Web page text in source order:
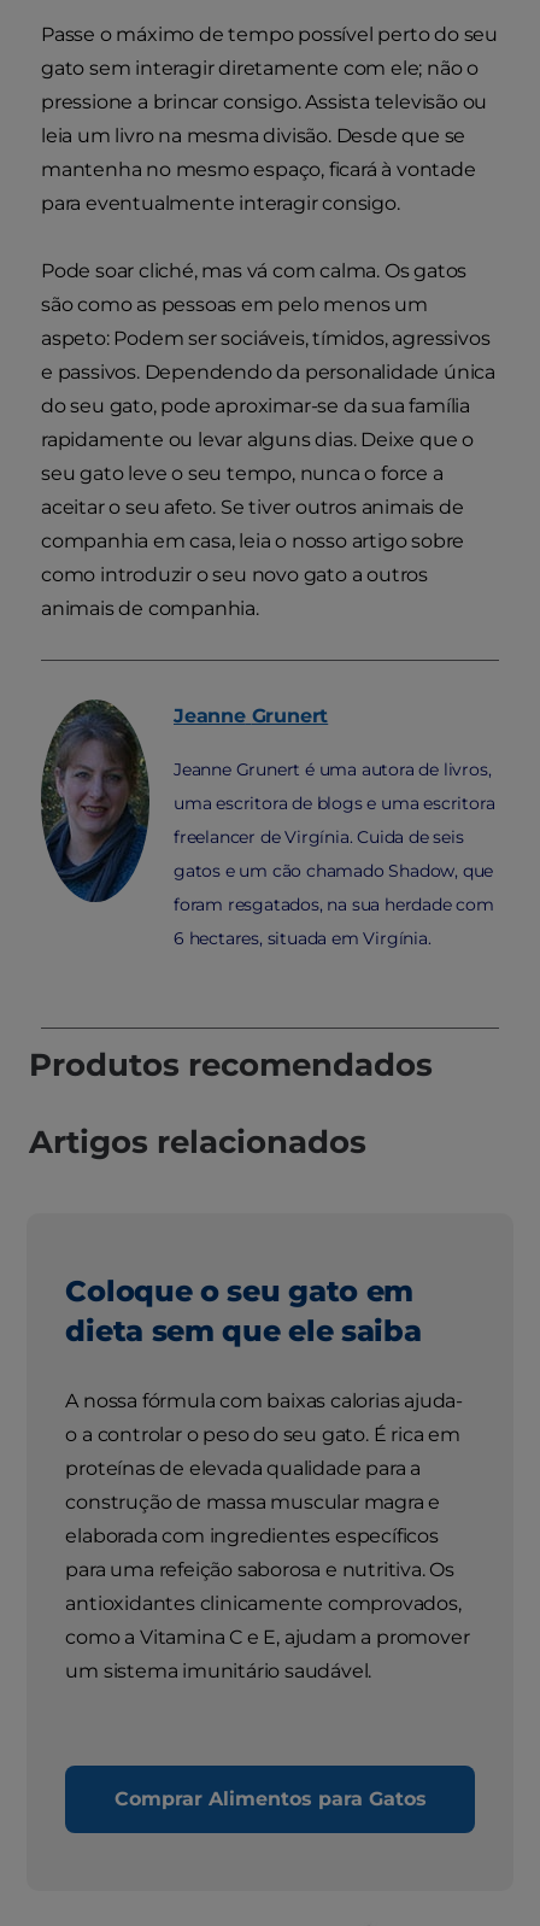
Passe o máximo de tempo possível perto do seu
gato sem interagir diretamente com ele; não o
pressione a brincar consigo. Assista televisão ou
leia um livro na mesma divisão. Desde que se
mantenha no mesmo espaço, ficará à vontade
para eventualmente interagir consigo.
Pode soar cliché, mas vá com calma. Os gatos
são como as pessoas em pelo menos um
aspeto: Podem ser sociáveis, tímidos, agressivos
e passivos. Dependendo da personalidade única
do seu gato, pode aproximar-se da sua família
rapidamente ou levar alguns dias. Deixe que o
seu gato leve o seu tempo, nunca o force a
aceitar o seu afeto. Se tiver outros animais de
companhia em casa, leia o nosso artigo sobre
como introduzir o seu novo gato a outros
animais de companhia.
Jeanne Grunert
Jeanne Grunert é uma autora de livros,
uma escritora de blogs e uma escritora
freelancer de Virgínia. Cuida de seis
gatos e um cão chamado Shadow, que
foram resgatados, na sua herdade com
6 hectares, situada em Virgínia.
Produtos recomendados
Artigos relacionados
Coloque o seu gato em
dieta sem que ele saiba
A nossa fórmula com baixas calorias ajuda-
o a controlar o peso do seu gato. É rica em
proteínas de elevada qualidade para a
construção de massa muscular magra e
elaborada com ingredientes específicos
para uma refeição saborosa e nutritiva. Os
antioxidantes clinicamente comprovados,
como a Vitamina C e E, ajudam a promover
um sistema imunitário saudável.
Comprar Alimentos para Gatos